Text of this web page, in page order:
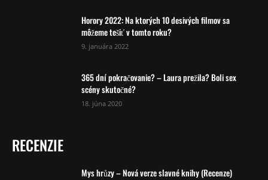
Horory 2022: Na ktorých 10 desivých filmov sa
môžeme tešiť v tomto roku?
9. januára 2022
365 dní pokračovanie? – Laura prežila? Boli sex
scény skutočné?
18. júna 2020
RECENZIE
Mys hrůzy – Nová verze slavné knihy (Recenze)